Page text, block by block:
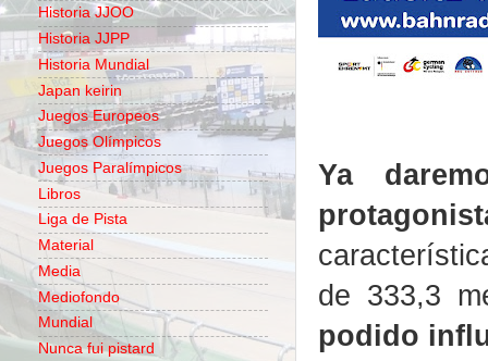
Ya
de 333,3
podido
Historia JJOO
Historia JJPP
Historia Mundial
Japan keirin
Juegos Europeos
Juegos Olímpicos
Juegos Paralímpicos
Libros
Liga de Pista
Material
Media
Mediofondo
Mundial
Nunca fui pistard